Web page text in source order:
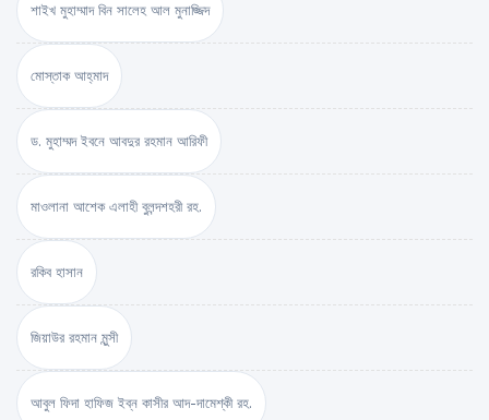
শাইখ মুহাম্মাদ বিন সালেহ আল মুনাজ্জিদ
মোস্তাক আহ্‌মাদ
ড. মুহাম্মদ ইবনে আবদুর রহমান আরিফী
মাওলানা আশেক এলাহী বুলন্দশহরী রহ.
রকিব হাসান
জিয়াউর রহমান মুন্সী
আবুল ফিদা হাফিজ ইব্‌ন কাসীর আদ-দামেশ্‌কী রহ.